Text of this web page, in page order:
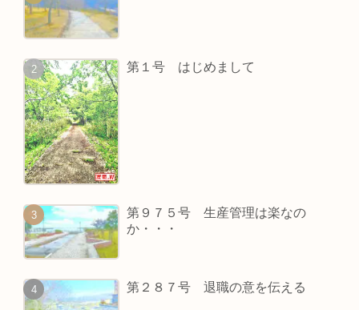
第１号 はじめまして
第９７５号 生産管理は楽なの
か・・・
第２８７号 退職の意を伝える